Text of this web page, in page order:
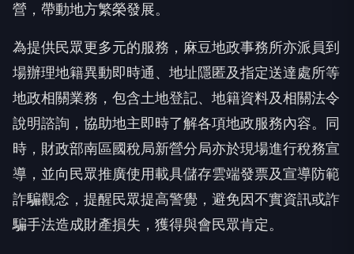
營，帶動地方繁榮發展。
為提供民眾更多元的服務，麻豆地政事務所亦派員到
場辦理地籍異動即時通、地址隱匿及指定送達處所等
地政相關業務，包含土地登記、地籍資料及相關法令
說明諮詢，協助地主即時了解各項地政服務內容。同
時，財政部南區國稅局新營分局亦於現場進行稅務宣
導，並向民眾推廣使用載具儲存雲端發票及宣導防範
詐騙觀念，提醒民眾提高警覺，避免因不實資訊或詐
騙手法造成財產損失，獲得與會民眾肯定。